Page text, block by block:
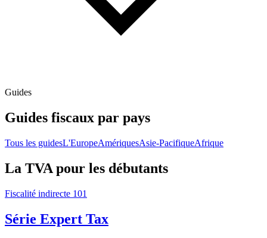
Guides
Guides fiscaux par pays
Tous les guidesL'EuropeAmériquesAsie-PacifiqueAfrique
La TVA pour les débutants
Fiscalité indirecte 101
Série Expert Tax